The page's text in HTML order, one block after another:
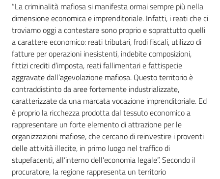
Seguici
su
“La criminalità mafiosa si manifesta ormai sempre più nella
dimensione economica e imprenditoriale. Infatti, i reati che ci
troviamo oggi a contestare sono proprio e soprattutto quelli
a carattere economico: reati tributari, frodi fiscali, utilizzo di
fatture per operazioni inesistenti, indebite composizioni,
fittizi crediti d’imposta, reati fallimentari e fattispecie
aggravate dall’agevolazione mafiosa. Questo territorio è
contraddistinto da aree fortemente industrializzate,
caratterizzate da una marcata vocazione imprenditoriale. Ed
è proprio la ricchezza prodotta dal tessuto economico a
rappresentare un forte elemento di attrazione per le
organizzazioni mafiose, che cercano di reinvestire i proventi
delle attività illecite, in primo luogo nel traffico di
stupefacenti, all’interno dell’economia legale”. Secondo il
procuratore, la regione rappresenta un territorio